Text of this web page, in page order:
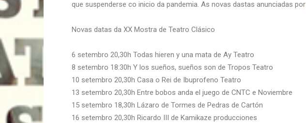
que suspenderse co inicio da pandemia. As novas dastas anunciadas por
Novas datas da XX Mostra de Teatro Clásico
6 setembro 20,30h Todas hieren y una mata de Ay Teatro
8 setembro 18:30h Y los sueños, sueños son de Tropos Teatro
10 setembro 20,30h Casa o Rei de Ibuprofeno Teatro
13 setembro 20,30h Entre bobos anda el juego de CNTC e Noviembre
15 setembro 18,30h Lázaro de Tormes de Pedras de Cartón
16 setembro 20,30h Ricardo III de Kamikaze producciones